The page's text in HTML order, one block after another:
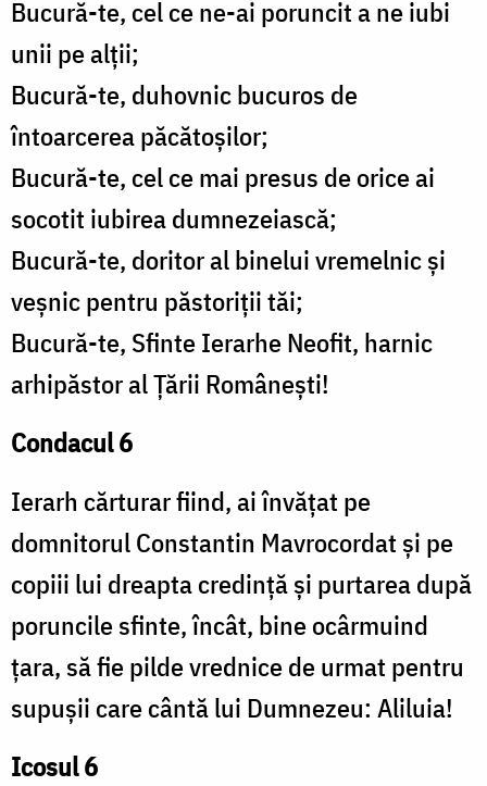
Bucură-te, cel ce ne-ai poruncit a ne iubi
unii pe alţii;
Bucură-te, duhovnic bucuros de
întoarcerea păcătoşilor;
Bucură-te, cel ce mai presus de orice ai
socotit iubirea dumnezeiască;
Bucură-te, doritor al binelui vremelnic şi
veşnic pentru păstoriţii tăi;
Bucură-te, Sfinte Ierarhe Neofit, harnic
arhipăstor al Ţării Româneşti!
Condacul 6
Ierarh cărturar fiind, ai învăţat pe
domnitorul Constantin Mavrocordat şi pe
copiii lui dreapta credinţă şi purtarea după
poruncile sfinte, încât, bine ocârmuind
ţara, să fie pilde vrednice de urmat pentru
supuşii care cântă lui Dumnezeu: Aliluia!
Icosul 6